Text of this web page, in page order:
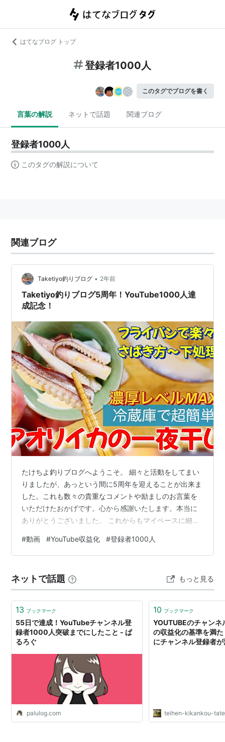
はてなブログ トップ
登録者1000人
このタグでブログを書く
言葉の解説 ネットで話題 関連ブログ
登録者1000人
このタグの解説について
関連ブログ
Taketiyo釣りブログ • 2年前
Taketiyo釣りブログ5周年！YouTube1000人達
成記念！
たけちよ釣りブログへようこそ。 細々と活動をしてまい
りましたが、あっという間に5周年を迎えることが出来ま
した。これも数々の貴重なコメントや励ましのお言葉を
いただけたおかげです。心から感謝いたします。本当に
ありがとうございました。 これからもマイペースに細々
とブログ共々、たまーに覗きに来てくださいね。これか
らもTaketiyo釣りブログをどうぞよろしくお願いしま
〈まとめ〉 Taketiyo釣りチャンネル収益化 タイトルで
YouTube1000人達成記念なんて書いてしまいま…
#動画 #YouTube収益化 #登録者1000人
ネットで話題 もっと見る
13 ブックマーク
55日で達成！YouTubeチャンネル登
録者1000人突破までにしたこと - ぱ
るろぐ
palulog.com
10 ブックマーク
YOUTUBEのチャン
の収益化の基準を満
にチャンネル登録者
teihen-kikankou-